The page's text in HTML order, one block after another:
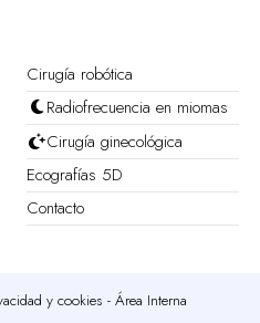
Cirugía robótica
Radiofrecuencia en miomas
Cirugía ginecológica
Ecografías 5D
Contacto
y cookies - Área Interna